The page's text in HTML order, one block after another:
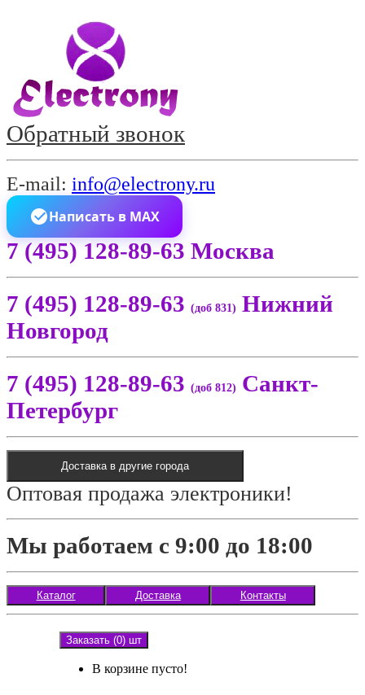
Обратный звонок
E-mail: info@electrony.ru
Написать в MAX
7 (495) 128-89-63 Москва
7 (495) 128-89-63 (доб 831) Нижний
Новгород
7 (495) 128-89-63 (доб 812) Санкт-
Петербург
Доставка в другие города
Оптовая продажа электроники!
Мы работаем с 9:00 до 18:00
Каталог Доставка Контакты
Заказать (0) шт
В корзине пусто!